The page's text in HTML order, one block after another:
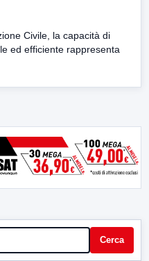
Civile, la capacità di
ed efficiente rappresenta
Cerca